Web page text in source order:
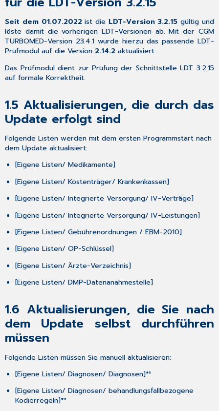
dem
selbst
durchführen
müssen
1.7
Aktualisierung
Kryptomodul
SMART
UPDATE
1.9
CGM
TURBOMED-
Kanal
2
Gesetzliche/
Vertragliche
&
Aktualisierung
EBM-
Stammdaten
zur
Unterstützung
der
TI-
in
Abrechnung
2.3
Auftrag
Seit dem 01.07.2022 ist die LDT-Version 3.2.15 gültig und
löste damit die vorherigen LDT-Versionen ab. Mit der CGM
TURBOMED-Version 23.4.1 wurde hierzu das passende LDT-
Prüfmodul auf die Version 2.14.2 aktualisiert.
Das Prüfmodul dient zur Prüfung der Schnittstelle LDT 3.2.15
auf formale Korrektheit.
1.5 Aktualisierungen, die durch das
Update erfolgt sind
Folgende Listen werden mit dem ersten Programmstart nach
dem Update aktualisiert:
[Eigene Listen/ Medikamente]
[Eigene Listen/ Kostenträger/ Krankenkassen]
[Eigene Listen/ Integrierte Versorgung/ IV-Verträge]
[Eigene Listen/ Integrierte Versorgung/ IV-Leistungen]
[Eigene Listen/ Gebührenordnungen / EBM-2010]
[Eigene Listen/ OP-Schlüssel]
[Eigene Listen/ Ärzte-Verzeichnis]
[Eigene Listen/ DMP-Datenanahmestelle]
1.6 Aktualisierungen, die Sie nach
dem Update selbst durchführen
müssen
Folgende Listen müssen Siemanuell aktualisieren:
[Eigene Listen/ Diagnosen/ Diagnosen]*¹
[Eigene Listen/ Diagnosen/ behandlungsfallbezogene
Kodierregeln]*²